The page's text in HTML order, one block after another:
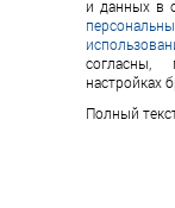
и данных в
настройках
Полный